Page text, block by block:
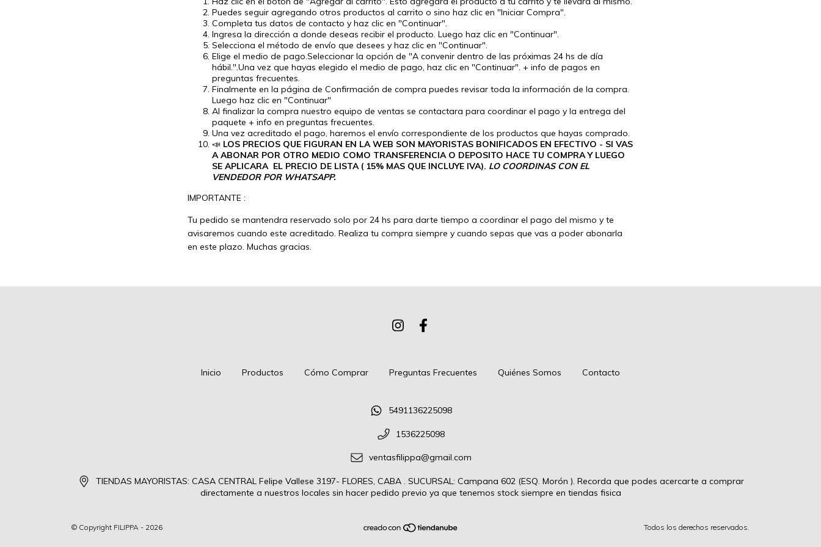
Puedes seguir agregando otros productos al carrito o sino haz clic en "Iniciar Compra".
Completa tus datos de contacto y haz clic en "Continuar".
Ingresa la dirección a donde deseas recibir el producto. Luego haz clic en "Continuar".
Selecciona el método de envío que desees y haz clic en "Continuar".
Elige el medio de pago.Seleccionar la opción de "A convenir dentro de las próximas 24 hs de día
hábil.".Una vez que hayas elegido el medio de pago, haz clic en "Continuar". + info de pagos en
preguntas frecuentes.
Finalmente en la página de Confirmación de compra puedes revisar toda la información de la compra.
Luego haz clic en "Continuar"
Al finalizar la compra nuestro equipo de ventas se contactara para coordinar el pago y la entrega del
paquete + info en preguntas frecuentes.
Una vez acreditado el pago, haremos el envío correspondiente de los productos que hayas comprado.
📣 LOS PRECIOS QUE FIGURAN EN LA WEB SON MAYORISTAS BONIFICADOS EN EFECTIVO - SI VAS
A ABONAR POR OTRO MEDIO COMO TRANSFERENCIA O DEPOSITO HACE TU COMPRA Y LUEGO
SE APLICARA EL PRECIO DE LISTA ( 15% MAS QUE INCLUYE IVA). LO COORDINAS CON EL
VENDEDOR POR WHATSAPP.
IMPORTANTE :
Tu pedido se mantendra reservado solo por 24 hs para darte tiempo a coordinar el pago del mismo y te
avisaremos cuando este acreditado. Realiza tu compra siempre y cuando sepas que vas a poder abonarla
en este plazo. Muchas gracias.
Inicio Productos Cómo Comprar Preguntas Frecuentes Quiénes Somos Contacto
5491136225098
1536225098
ventasfilippa@gmail.com
TIENDAS MAYORISTAS: CASA CENTRAL Felipe Vallese 3197- FLORES, CABA . SUCURSAL: Campana 602 (ESQ. Morón ). Recorda que podes acercarte a comprar
directamente a nuestros locales sin hacer pedido previo ya que tenemos stock siempre en tiendas fisica
© Copyright FILIPPA - 2026 Todos los derechos reservados.